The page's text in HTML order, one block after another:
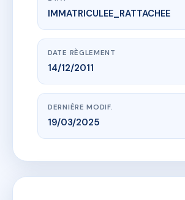
www.vme.plus/AC6121016
RESIDENCE LE COEUR VILLE
r marcel sembat, 56600 Lanester
IMMATRICULEE_RATTACHEE
DATE RÈGLEMENT
14/12/2011
DERNIÈRE MODIF.
19/03/2025